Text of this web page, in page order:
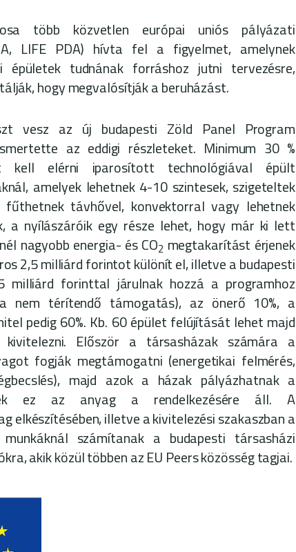
több közvetlen európai uniós pályázati
LIFE PDA) hívta fel a figyelmet, amelynek
épületek tudnának forráshoz jutni tervezésre,
hogy megvalósítják a beruházást.
vesz az új budapesti Zöld Panel Program
az eddigi részleteket. Minimum 30 %
kell elérni iparosított technológiával épült
amelyek lehetnek 4-10 szintesek, szigeteltek
fűthetnek távhővel, konvektorral vagy lehetnek
a nyílászáróik egy része lehet, hogy már ki lett
nagyobb energia- és CO2 megtakarítást érjenek
2,5 milliárd forintot különít el, illetve a budapesti
milliárd forinttal járulnak hozzá a programhoz
nem térítendő támogatás), az önerő 10%, a
pedig 60%. Kb. 60 épület felújítását lehet majd
Először a társasházak számára a
fogják megtámogatni (energetikai felmérés,
majd azok a házak pályázhatnak a
ez az anyag a rendelkezésére áll. A
elkészítésében, illetve a kivitelezési szakaszban a
munkáknál számítanak a budapesti társasházi
akik közül többen az EU Peers közösség tagjai.